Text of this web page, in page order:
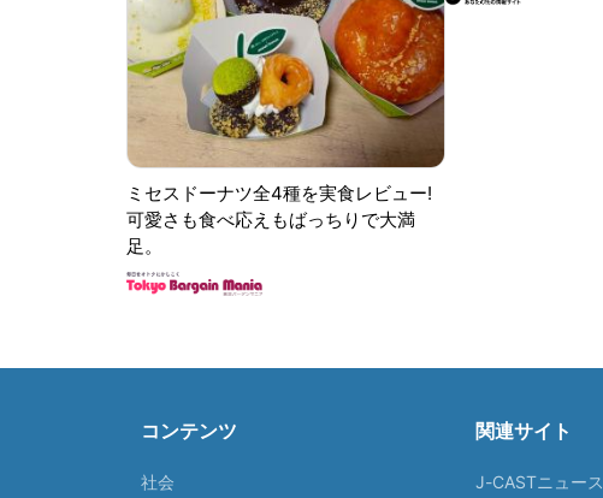
ミセスドーナツ全4種を実食レビュー!
可愛さも食べ応えもばっちりで大満
足。
コンテンツ
社会
関連サイト
J-CASTニュース